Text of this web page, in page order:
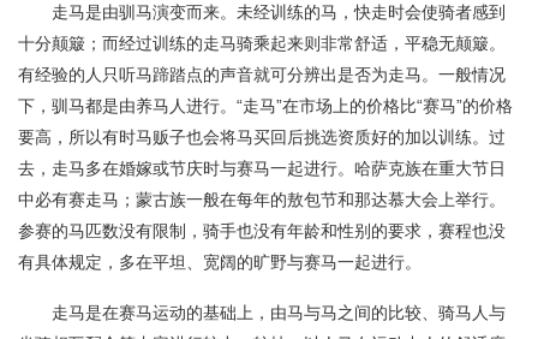
走马是由驯马演变而来。未经训练的马，快走时会使骑者感到
十分颠簸；而经过训练的走马骑乘起来则非常舒适，平稳无颠簸。
有经验的人只听马蹄踏点的声音就可分辨出是否为走马。一般情况
下，驯马都是由养马人进行。“走马”在市场上的价格比“赛马”的价格
要高，所以有时马贩子也会将马买回后挑选资质好的加以训练。过
去，走马多在婚嫁或节庆时与赛马一起进行。哈萨克族在重大节日
中必有赛走马；蒙古族一般在每年的敖包节和那达慕大会上举行。
参赛的马匹数没有限制，骑手也没有年龄和性别的要求，赛程也没
有具体规定，多在平坦、宽阔的旷野与赛马一起进行。
走马是在赛马运动的基础上，由马与马之间的比较、骑马人与